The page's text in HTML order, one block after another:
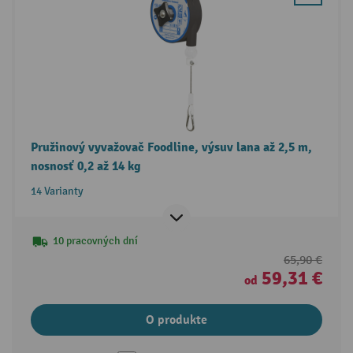
Pružinový vyvažovač Foodline, výsuv lana až 2,5 m,
nosnosť 0,2 až 14 kg
14 Varianty
10 pracovných dní
65,90 €
od 59,31 €
O produkte